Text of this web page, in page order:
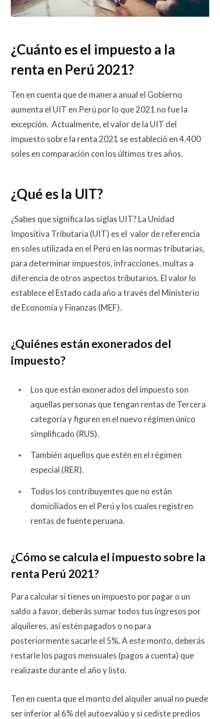
¿Cuánto es el impuesto a la
renta en Perú 2021?
Ten en cuenta que de manera anual el Gobierno
aumenta el UIT en Perú por lo que 2021 no fue la
excepción. Actualmente, el valor de la UIT del
impuesto sobre la renta 2021 se estableció en 4.400
soles en comparación con los últimos tres años.
¿Qué es la UIT?
¿Sabes que significa las siglas UIT? La Unidad
Impositiva Tributaria (UIT) es el valor de referencia
en soles utilizada en el Perú en las normas tributarias,
para determinar impuestos, infracciones, multas a
diferencia de otros aspectos tributarios. El valor lo
establece el Estado cada año a través del Ministerio
de Economía y Finanzas (MEF).
¿Quiénes están exonerados del
impuesto?
Los que están exonerados del impuesto son
aquellas personas que tengan rentas de Tercera
categoría y figuren en el nuevo régimen único
simplificado (RUS).
También aquellos que estén en el régimen
especial (RER).
Todos los contribuyentes que no están
domiciliados en el Perú y los cuales registren
rentas de fuente peruana.
¿Cómo se calcula el impuesto sobre la
renta Perú 2021?
Para calcular si tienes un impuesto por pagar o un
saldo a favor, deberás sumar todos tus ingresos por
alquileres, así estén pagados o no para
posteriormente sacarle el 5%. A este monto, deberás
restarle los pagos mensuales (pagos a cuenta) que
realizaste durante el año y listo.
Ten en cuenta que el monto del alquiler anual no puede
ser inferior al 6% del autoevalúo y si cediste predios